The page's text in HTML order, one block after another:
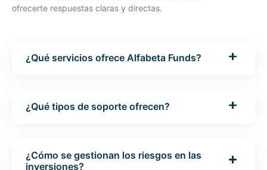
ofrecerte respuestas claras y directas.
¿Qué servicios ofrece Alfabeta Funds?
¿Qué tipos de soporte ofrecen?
¿Cómo se gestionan los riesgos en las
inversiones?